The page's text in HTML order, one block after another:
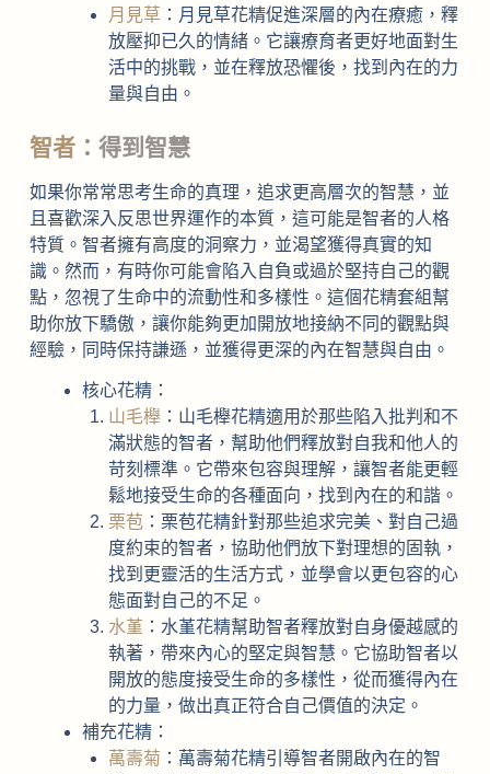
月見草 ：月見草花精促進深層的內在療癒，釋
放壓抑已久的情緒。它讓療育者更好地面對生
活中的挑戰，並在釋放恐懼後，找到內在的力
量與自由。
智者：得到智慧
如果你常常思考生命的真理，追求更高層次的智慧，並
且喜歡深入反思世界運作的本質，這可能是智者的人格
特質。智者擁有高度的洞察力，並渴望獲得真實的知
識。然而，有時你可能會陷入自負或過於堅持自己的觀
點，忽視了生命中的流動性和多樣性。這個花精套組幫
助你放下驕傲，讓你能夠更加開放地接納不同的觀點與
經驗，同時保持謙遜，並獲得更深的內在智慧與自由。
核心花精：
山毛櫸：山毛櫸花精適用於那些陷入批判和不
滿狀態的智者，幫助他們釋放對自我和他人的
苛刻標準。它帶來包容與理解，讓智者能更輕
鬆地接受生命的各種面向，找到內在的和諧。
栗苞：栗苞花精針對那些追求完美、對自己過
度約束的智者，協助他們放下對理想的固執，
找到更靈活的生活方式，並學會以更包容的心
態面對自己的不足。
水堇 ：水堇花精幫助智者釋放對自身優越感的
執著，帶來內心的堅定與智慧。它協助智者以
開放的態度接受生命的多樣性，從而獲得內在
的力量，做出真正符合自己價值的決定。
補充花精：
萬壽菊 ：萬壽菊花精引導智者開啟內在的智